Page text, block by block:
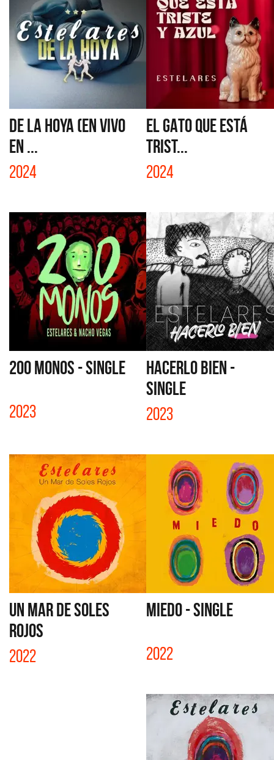
DE LA HOYA (EN VIVO
EN ...
2024
EL GATO QUE ESTÁ
TRIST...
2024
200 MONOS - SINGLE
2023
HACERLO BIEN -
SINGLE
2023
UN MAR DE SOLES
ROJOS
2022
MIEDO - SINGLE
2022